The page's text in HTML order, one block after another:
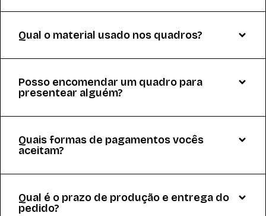
Qual o material usado nos quadros?
Posso encomendar um quadro para
presentear alguém?
Quais formas de pagamentos vocês
aceitam?
Qual é o prazo de produção e entrega do
pedido?